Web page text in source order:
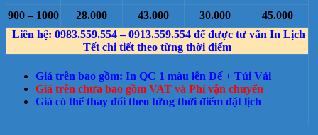
900 – 1000
28.000 43.000 30.000
45.000
Liên hệ: 0983.559.554 – 0913.559.554 để được tư vấn In Lịch
Tết chi tiết theo từng thời điểm
Giá trên bao gồm: In QC 1 màu lên Đế + Túi Vải
Giá trên chưa bao gồm VAT và Phí vận chuyển
Giá có thể thay đổi theo từng thời điểm đặt lịch